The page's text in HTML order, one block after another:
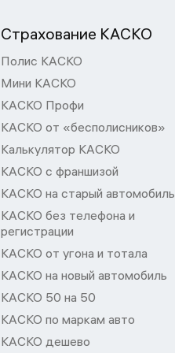
Страхование КАСКО
Полис КАСКО
Мини КАСКО
КАСКО Профи
КАСКО от «бесполисников»
Калькулятор КАСКО
КАСКО с франшизой
КАСКО на старый автомобиль
КАСКО без телефона и
регистрации
КАСКО от угона и тотала
КАСКО на новый автомобиль
КАСКО 50 на 50
КАСКО по маркам авто
КАСКО дешево